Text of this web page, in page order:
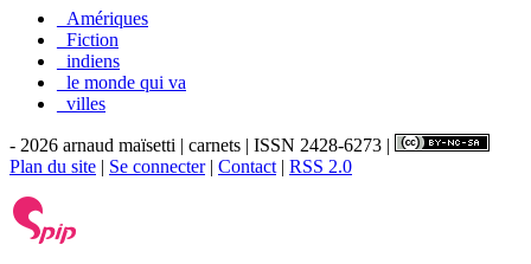
_Amériques
_Fiction
_indiens
_le monde qui va
_villes
- 2026 arnaud maïsetti | carnets | ISSN 2428-6273 |
Plan du site | Se connecter| Contact | RSS 2.0